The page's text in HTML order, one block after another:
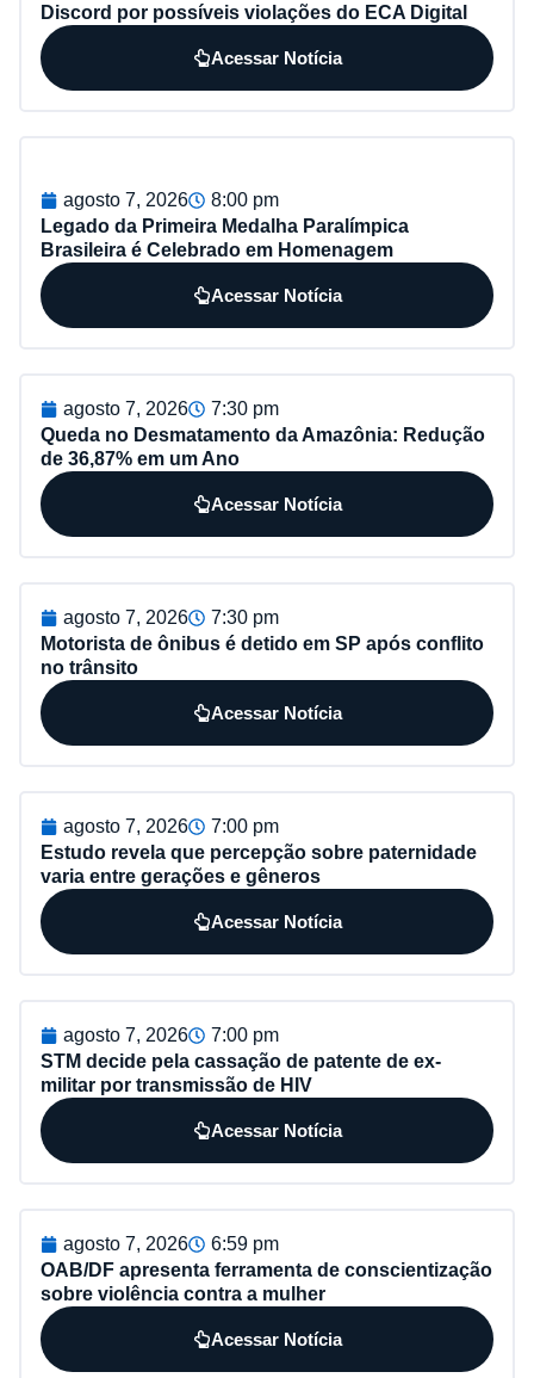
Discord por possíveis violações do ECA Digital
Acessar Notícia
agosto 7, 2026
8:00 pm
Legado da Primeira Medalha Paralímpica
Brasileira é Celebrado em Homenagem
Acessar Notícia
agosto 7, 2026
7:30 pm
Queda no Desmatamento da Amazônia: Redução
de 36,87% em um Ano
Acessar Notícia
agosto 7, 2026
7:30 pm
Motorista de ônibus é detido em SP após conflito
no trânsito
Acessar Notícia
agosto 7, 2026
7:00 pm
Estudo revela que percepção sobre paternidade
varia entre gerações e gêneros
Acessar Notícia
agosto 7, 2026
7:00 pm
STM decide pela cassação de patente de ex-
militar por transmissão de HIV
Acessar Notícia
agosto 7, 2026
6:59 pm
OAB/DF apresenta ferramenta de conscientização
sobre violência contra a mulher
Acessar Notícia